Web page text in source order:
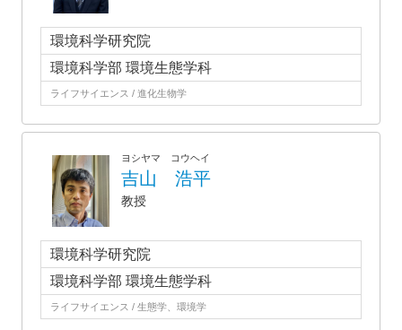
環境科学研究院
環境科学部 環境生態学科
ライフサイエンス / 進化生物学
ヨシヤマ コウヘイ
吉山 浩平
教授
環境科学研究院
環境科学部 環境生態学科
ライフサイエンス / 生態学、環境学